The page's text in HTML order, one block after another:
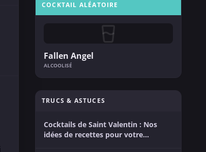
COCKTAIL ALÉATOIRE
Fallen Angel
ALCOOLISÉ
TRUCS & ASTUCES
Cocktails de Saint Valentin : Nos
idées de recettes pour votre